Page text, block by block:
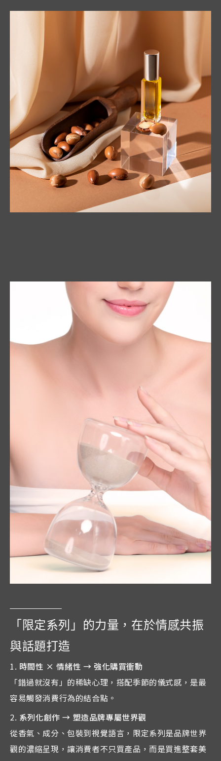
「限定系列」的力量，在於情感共振
與話題打造
時間性 × 情緒性 → 強化購買衝動
「錯過就沒有」的稀缺心理，搭配季節的儀式感，是最
容易觸發消費行為的結合點。
系列化創作 → 塑造品牌專屬世界觀
從香氣、成分、包裝到視覺語言，限定系列是品牌世界
觀的濃縮呈現，讓消費者不只買產品，而是買進整套美